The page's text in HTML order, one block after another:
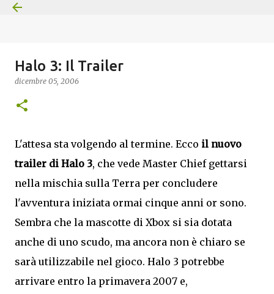
Halo 3: Il Trailer
dicembre 05, 2006
L'attesa sta volgendo al termine. Ecco il nuovo
trailer di Halo 3, che vede Master Chief gettarsi
nella mischia sulla Terra per concludere
l'avventura iniziata ormai cinque anni or sono.
Sembra che la mascotte di Xbox si sia dotata
anche di uno scudo, ma ancora non è chiaro se
sarà utilizzabile nel gioco. Halo 3 potrebbe
arrivare entro la primavera 2007 e,